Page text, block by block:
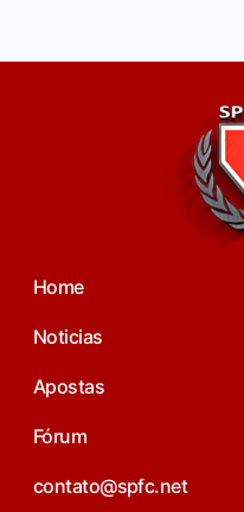
Home
Noticias
Apostas
Fórum
contato@spfc.net